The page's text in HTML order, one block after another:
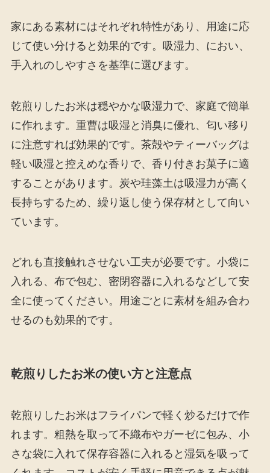
家にある素材にはそれぞれ特性があり、用途に応
じて使い分けると効果的です。吸湿力、におい、
手入れのしやすさを基準に選びます。
乾煎りしたお米は穏やかな吸湿力で、家庭で簡単
に作れます。重曹は吸湿と消臭に優れ、匂い移り
に注意すれば効果的です。茶殻やティーバッグは
軽い吸湿と控えめな香りで、香り付きお菓子に適
することがあります。炭や珪藻土は吸湿力が高く
長持ちするため、繰り返し使う保存材として向い
ています。
どれも直接触れさせない工夫が必要です。小袋に
入れる、布で包む、密閉容器に入れるなどして安
全に使ってください。用途ごとに素材を組み合わ
せるのも効果的です。
乾煎りしたお米の使い方と注意点
乾煎りしたお米はフライパンで軽く炒るだけで作
れます。粗熱を取って不織布やガーゼに包み、小
さな袋に入れて保存容器に入れると湿気を吸って